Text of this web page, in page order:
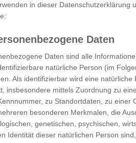
sind Textdateien, welche über
Viele Cookies enthalten
welche Internetseiten und
in dieser Datenschutzerklärung
Daten
Daten sind alle
natürliche Person (im
Als identifizierbar wird eine
insbesondere mittels Zuordnung zu
zu Standortdaten, zu einer
besonderen Merkmalen, die
genetischen, psychischen,
Identität dieser natürlichen Person